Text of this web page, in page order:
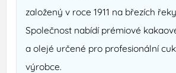
založený v roce 1911 na březích
Společnost nabídí prémiové
a olejé určené pro profesionální
výrobce.